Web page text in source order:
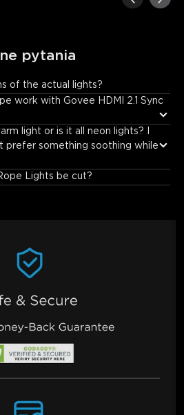
pytania
of the actual lights?
work with Govee HDMI 2.1 Sync
light or is it all neon lights? I
prefer something soothing while
Lights be cut?